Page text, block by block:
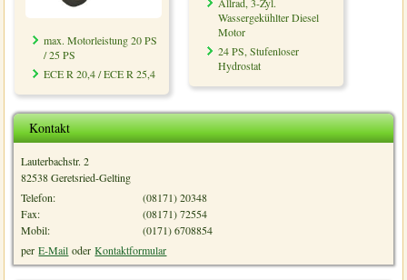
max. Motorleistung 20 PS
/ 25 PS
ECE R 20,4 / ECE R 25,4
Wassergekühlter Diesel
Motor
24 PS, Stufenloser
Hydrostat
Kontakt
Lauterbachstr. 2
82538 Geretsried-Gelting
Telefon:
(08171) 20348
Fax:
(08171) 72554
Mobil:
(0171) 6708854
perE-Mail oderKontaktformular